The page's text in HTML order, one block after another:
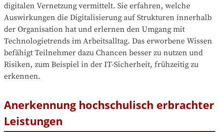
digitalen Vernetzung vermittelt. Sie erfahren, welche
Auswirkungen die Digitalisierung auf Strukturen innerhalb
der Organisation hat und erlernen den Umgang mit
Technologietrends im Arbeitsalltag. Das erworbene Wissen
befähigt Teilnehmer dazu Chancen besser zu nutzen und
Risiken, zum Beispiel in der IT-Sicherheit, frühzeitig zu
erkennen.
Anerkennung hochschulisch erbrachter
Leistungen